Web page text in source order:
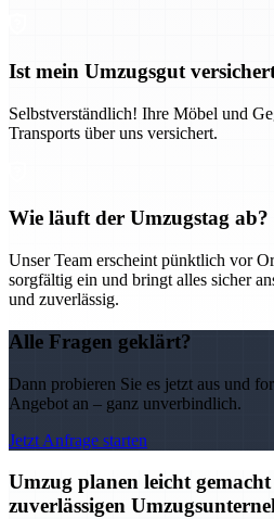
Ist mein Umzugsgut
Selbstverständlich! Ihre Möbel und
Transports über uns versichert.
Wie läuft der Umzugstag ab?
Unser Team erscheint pünktlich vor
sorgfältig ein und bringt alles sicher
und zuverlässig.
Alle Fragen geklärt?
Dann probieren Sie es jetzt aus und
Angebot an – ganz unverbindlich.
Jetzt Anfrage starten
Umzug planen leicht
zuverlässigen